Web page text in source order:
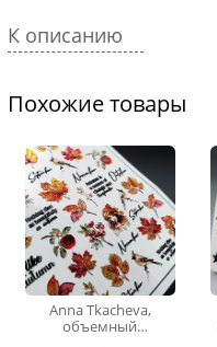
К описанию
Похожие товары
Anna Tkacheva,
объемный